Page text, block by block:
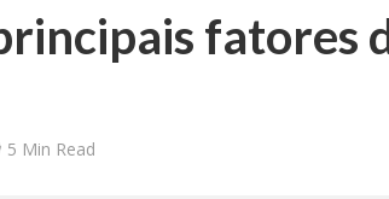
fatores
5 Min Read